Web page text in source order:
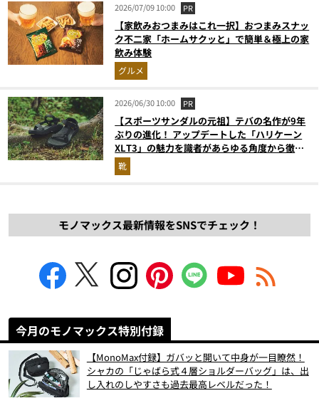
2026/07/09 10:00 PR
【家飲みおつまみはこれ一択】おつまみスナッ
ク不二家「ホームサクッと」で簡単＆極上の家
飲み体験
グルメ
2026/06/30 10:00 PR
【スポーツサンダルの元祖】テバの名作が9年
ぶりの進化！ アップデートした「ハリケーン
XLT3」の魅力を識者があらゆる角度から徹底
解説！
靴
モノマックス最新情報をSNSでチェック！
今月のモノマックス特別付録
【MonoMax付録】ガバッと開いて中身が一目瞭然！
シャカの「じゃばら式４層ショルダーバッグ」は、出
し入れのしやすさも過去最高レベルだった！